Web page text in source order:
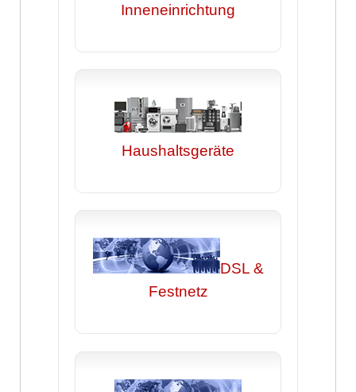
Inneneinrichtung
Haushaltsgeräte
DSL &
Festnetz